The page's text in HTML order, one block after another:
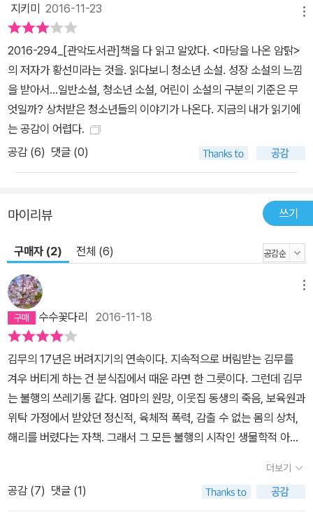
밥 한 접시, 라면 한 그릇으로 마음의 허기를 채우며 잠시 숨을 돌린
다. 자리가 없어 큰 원탁에 같이 앉게 된 우연으로 무와 윤, 도진, 기하
는 아는 사이가 된다. 그런데 여기 모인 소년들은 하나같이 ‘평범’이라
는 말과는 거리가 있어 보인다. 부모에게 버림받고 과거의 기억 때문
에 괴로워하는 ‘무.’ 좋은 가정환경에서 부족할 것 없이 자랐지만 욕이
터지는 병(틱 장애) 때문에 입을 틀어막고 사는 윤. 째진 눈에 건방진
말투, 좋은 머리로 도통 뭘 하고 다니는지 알 수 없는 기하. 검정고시
학원에 다니면서 인터넷을 뒤져서라도 똑똑한 척 구는 도진. “어쩌다
이런 애들끼리 틈새에서 만났을까” 싶을 정도로 하나같이 문제 있어
류의 범주에서 벗어나 있는 소년들의 상태를 단적으로 보여주는 장소
청소년기를 상징적으로 나타내고 있다. 성장이란 아픈 과거와 상처를
정면으로 마주하는 일 주인공 ‘김무’는 미혼모였던 엄마(김난희)에게
외면당하고 길거리를 떠돌다 엄마와 다시 같이 살게 된다. 재주 많으
라고 붙여준 이름이라지만, 학교에서도 집에서도 무는 자신이 이름처
럼 아무것도 아닌 것[無]같이 느껴진다. 부모로부터 부정당한 존재라
부터 이해받고 용서받은 경험이 없었던 무는 또다시 상처받을까 두려
운 마음에 타인과 감정을 교류하지 못하고 적당한 거리를 유지하려고
애쓴다. 때문에 친구라는 존재도 엄마라는 존재도 가슴으로 받아들이
지 못한다. 틈새에서 만난 윤, 도진, 기하는 그런 무를 가만히 내버려
두지 않는다. 머리가 깨져서 찾아오기도 하고, 생일파티에 초대하는
가 하면, 뜻 모를 질문을 던져 무를 성가시게 한다. 필요에 의해 관계
를 맺었을 뿐 이들을 친구로 생각해본 적 없던 무. ‘철벽’ 같던 무의 마
지키미 2016-11-23
2016-294_[관악도서관]책을 다 읽고 알았다. <마당을 나온 암탉>
의 저자가 황선미라는 것을. 읽다보니 청소년 소설. 성장 소설의 느낌
을 받아서...일반소설, 청소년 소설, 어린이 소설의 구분의 기준은 무
엇일까? 상처받은 청소년들의 이야기가 나온다. 지금의 내가 읽기에
는 공감이 어렵다.
공감 (6) 댓글 (0)
마이리뷰 쓰기
구매자 (2) 전체 (6)
수수꽃다리 2016-11-18
김무의 17년은 버려지기의 연속이다. 지속적으로 버림받는 김무를
겨우 버티게 하는 건 분식집에서 때운 라면 한 그릇이다. 그런데 김무
는 불행의 쓰레기통 같다. 엄마의 원망, 이웃집 동생의 죽음, 보육원과
위탁 가정에서 받았던 정신적, 육체적 폭력, 감출 수 없는 몸의 상처,
해리를 버렸다는 자책. 그래서 그 모든 불행의 시작인 생물학적 아버
혹하다. 친구들은 또 어떤가. 유학에 실패하고 주식 도박을 하는 기하,
가난을 편집증적 지식으로 포장하는 도진, 학업 스트레스로 욕설을
더보기
공감 (7) 댓글 (1)